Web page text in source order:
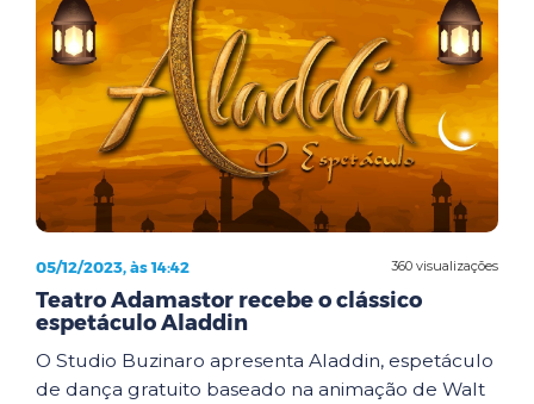
360 visualizações
05/12/2023, às 14:42
Teatro Adamastor recebe o clássico
espetáculo Aladdin
O Studio Buzinaro apresenta Aladdin, espetáculo
de dança gratuito baseado na animação de Walt